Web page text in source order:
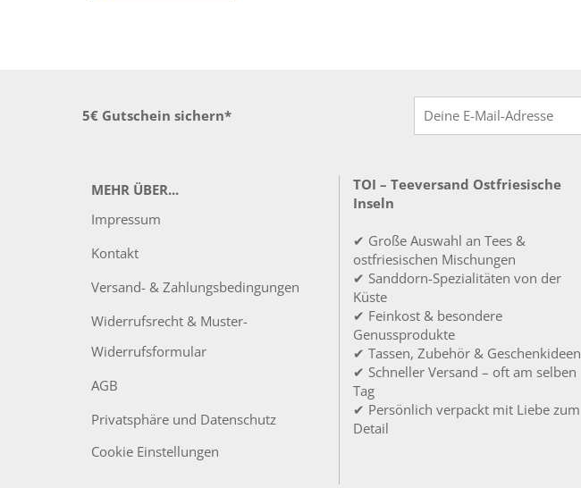
5€ Gutschein sichern*
MEHR ÜBER...
Impressum
Kontakt
Versand- & Zahlungsbedingungen
Widerrufsrecht & Muster-
Widerrufsformular
AGB
Privatsphäre und Datenschutz
Cookie Einstellungen
TOI – Teeversand Ostfriesische
Inseln
✔ Große Auswahl an Tees &
ostfriesischen Mischungen
✔ Sanddorn-Spezialitäten von der
Küste
✔ Feinkost & besondere
Genussprodukte
✔ Tassen, Zubehör & Geschenkideen
✔ Schneller Versand – oft am selben
Tag
✔ Persönlich verpackt mit Liebe zum
Detail